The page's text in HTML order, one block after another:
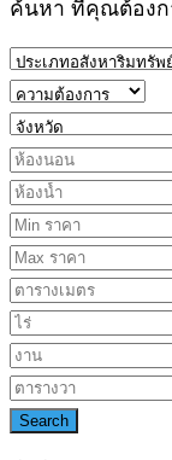
ค้นหา ที่คุณต้องก
Search